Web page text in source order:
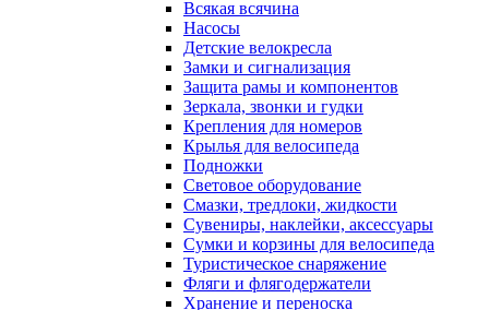
Всякая всячина
Насосы
Детские велокресла
Замки и сигнализация
Защита рамы и компонентов
Зеркала, звонки и гудки
Крепления для номеров
Крылья для велосипеда
Подножки
Световое оборудование
Смазки, тредлоки, жидкости
Сувениры, наклейки, аксессуары
Сумки и корзины для велосипеда
Туристическое снаряжение
Фляги и флягодержатели
Хранение и переноска